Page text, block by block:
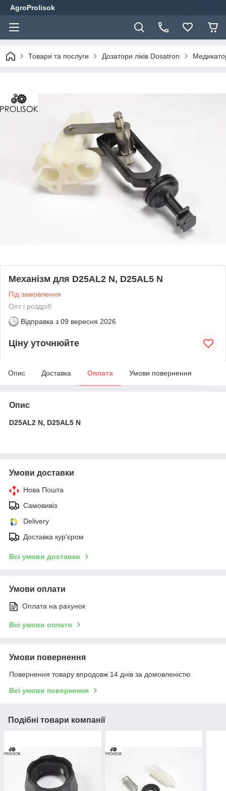
AgroProlisok
Товари та послуги Дозатори ліків Dosatron
Механізм для D25AL2 N, D25AL5 N
Під замовлення
Опт і роздріб
Відправка з 09 вересня 2026
Ціну уточнюйте
Опис Доставка Оплата Умови повернення
Опис
D25AL2 N, D25AL5 N
Умови доставки
Нова Пошта
Самовивіз
Delivery
Доставка кур'єром
Всі умови доставки
Умови оплати
Оплата на рахунок
Всі умови оплати
Умови повернення
Повернення товару впродовж 14 днів за домовленістю
Всі умови повернення
Подібні товари компанії